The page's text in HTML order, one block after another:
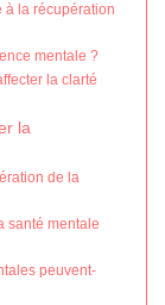
à la récupération
mentale ?
la clarté
la
de la
santé mentale
peuvent-